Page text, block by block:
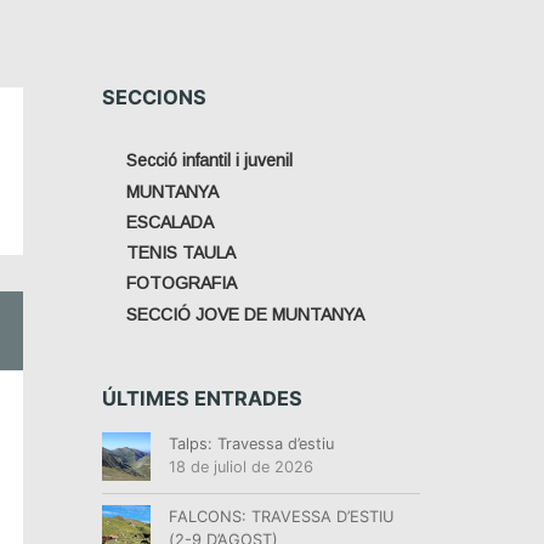
SECCIONS
Secció infantil i juvenil
MUNTANYA
ESCALADA
TENIS TAULA
FOTOGRAFIA
SECCIÓ JOVE DE MUNTANYA
ÚLTIMES ENTRADES
Talps: Travessa d’estiu
18 de juliol de 2026
FALCONS: TRAVESSA D’ESTIU
(2-9 D’AGOST)